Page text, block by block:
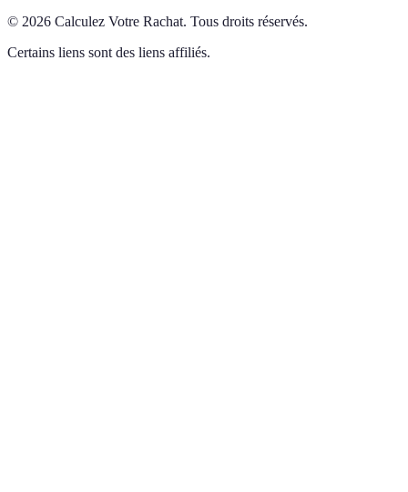
© 2026 Calculez Votre Rachat. Tous droits réservés.
Certains liens sont des liens affiliés.